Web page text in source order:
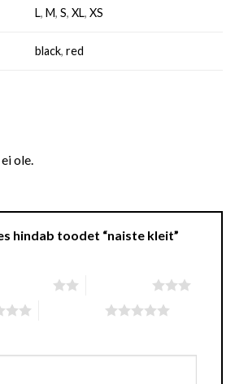
L,M,S,XL,XS
black,red
ole.
hindab toodet “naiste kleit”